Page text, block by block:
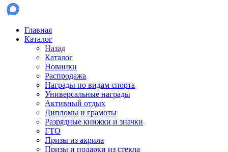
Главная
Каталог
Назад
Каталог
Новинки
Распродажа
Награды по видам спорта
Универсальные награды
Активный отдых
Дипломы и грамоты
Разрядные книжки и значки
ГТО
Призы из акрила
Призы и подарки из стекла